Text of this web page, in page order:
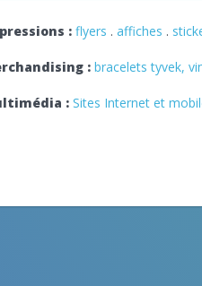
: flyers . affiches .
: bracelets tyvek,
: Sites Internet et